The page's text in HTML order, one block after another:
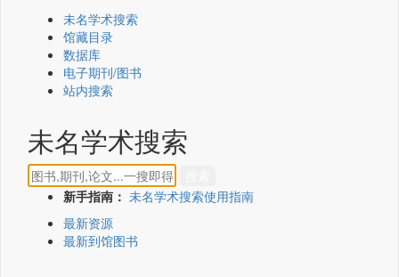
未名学术搜索
馆藏目录
数据库
电子期刊/图书
站内搜索
未名学术搜索
新手指南： 未名学术搜索使用指南
最新资源
最新到馆图书